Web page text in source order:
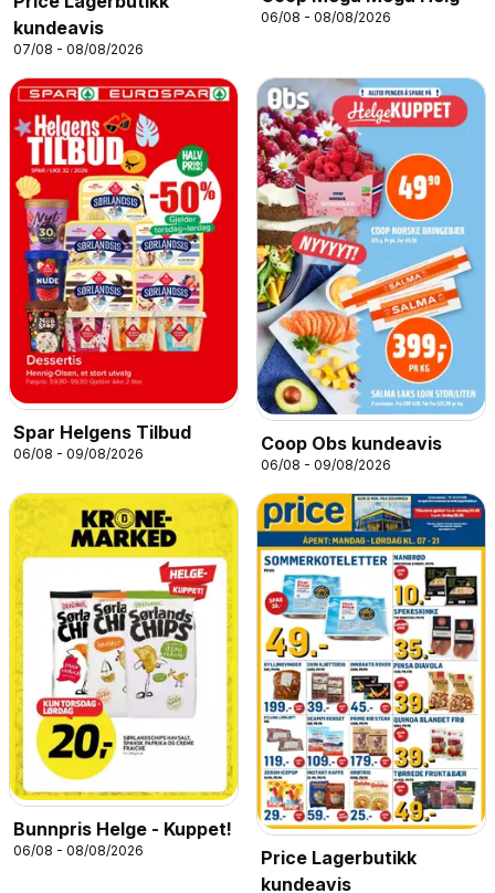
kundeavis
07/08 - 08/08/2026
06/08 - 08/08/2026
Spar Helgens Tilbud
06/08 - 09/08/2026
Coop Obs kundeavis
06/08 - 09/08/2026
Bunnpris Helge - Kuppet!
06/08 - 08/08/2026
Price Lagerbutikk
kundeavis